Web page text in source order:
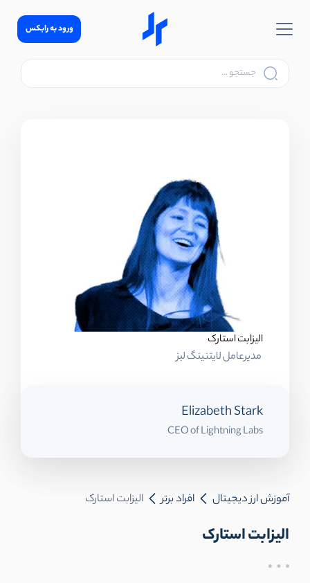
ورود به رابکس
الیزابت استارک
مدیرعامل لایتنینگ لبز
Elizabeth Stark
CEO of Lightning Labs
آموزش ارز دیجیتال افراد برتر الیزابت استارک
الیزابت استارک